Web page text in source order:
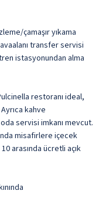
çamaşır yıkama
transfer servisi
istasyonundan alma
restoranı ideal,
kahve
servisi imkanı mevcut.
misafirlere içecek
arasında ücretli açık